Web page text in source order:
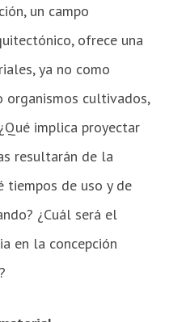
un campo
ofrece una
ya no como
organismos cultivados,
implica proyectar
resultarán de la
tiempos de uso y de
¿Cuál será el
en la concepción